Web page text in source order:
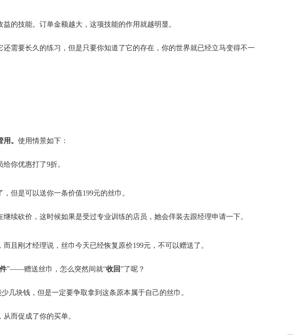
的技能。订单金额越大，这项技能的作用就越明显。
需要长久的练习，但是只要你知道了它的存在，你的世界就已经立马变得不一
。 使用情景如下：
你优惠打了9折。
但是可以送你一条价值199元的丝巾。
续砍价，这时候如果是受过专业训练的店员，她会佯装去跟经理申请一下。
且刚才经理说，丝巾今天已经恢复原价199元，不可以赠送了。
”——赠送丝巾，怎么突然间就“收回 ”了呢？
几块钱，但是一定要争取拿到这条原本属于自己的丝巾。
而促成了你的买单。